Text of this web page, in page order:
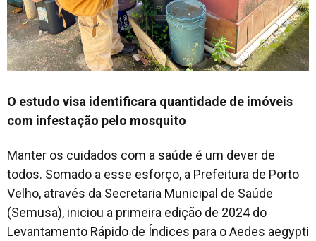
O estudo visa identificara quantidade de imóveis
com infestação pelo mosquito
Manter os cuidados com a saúde é um dever de
todos. Somado a esse esforço, a Prefeitura de Porto
Velho, através da Secretaria Municipal de Saúde
(Semusa), iniciou a primeira edição de 2024 do
Levantamento Rápido de Índices para o Aedes aegypti